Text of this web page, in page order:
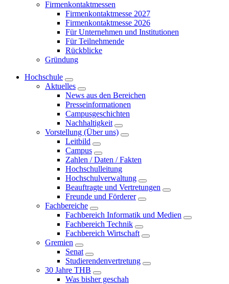
Firmenkontaktmessen
Firmenkontaktmesse 2027
Firmenkontaktmesse 2026
Für Unternehmen und Institutionen
Für Teilnehmende
Rückblicke
Gründung
Hochschule
Aktuelles
News aus den Bereichen
Presseinformationen
Campusgeschichten
Nachhaltigkeit
Vorstellung (Über uns)
Leitbild
Campus
Zahlen / Daten / Fakten
Hochschulleitung
Hochschulverwaltung
Beauftragte und Vertretungen
Freunde und Förderer
Fachbereiche
Fachbereich Informatik und Medien
Fachbereich Technik
Fachbereich Wirtschaft
Gremien
Senat
Studierendenvertretung
30 Jahre THB
Was bisher geschah